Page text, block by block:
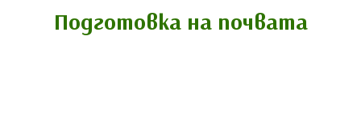
Подготовка на почвата